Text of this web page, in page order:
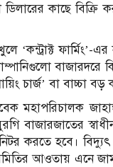
কাছে বিক্রি
‘কন্ট্রাক্ট
বাজারদরে
চার্জ’ বা বাচ্চা
মহাপরিচালক
করতে হবে।
আওতায় এনে